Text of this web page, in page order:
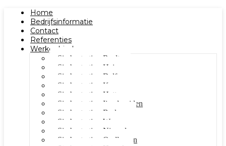
Home
Bedrijfsinformatie
Contact
Referenties
Werkgebied
Sierbestrating Raalte
Sierbestrating Heino
Sierbestrating Dalfsen
Sierbestrating Kampen
Sierbestrating Hattem
Sierbestrating Ijsselmuiden
Sierbestrating Berkum
Sierbestrating Wezep
Sierbestrating Nieuwleusen
Sierbestrating Oudleusen